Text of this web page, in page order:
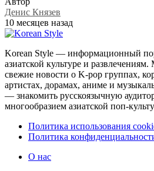
Денис Князев
10 месяцев назад
Korean Style — информационный
азиатской культуре и
свежие новости о K-pop группах,
артистах, дорамах, аниме и
— знакомить русскоязычную
многообразием азиатской поп-
Политика использования
Политика
О нас